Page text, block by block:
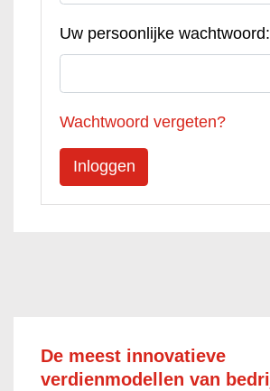
Uw persoonlijke wachtwoord:
Wachtwoord vergeten?
De meest innovatieve
verdienmodellen van